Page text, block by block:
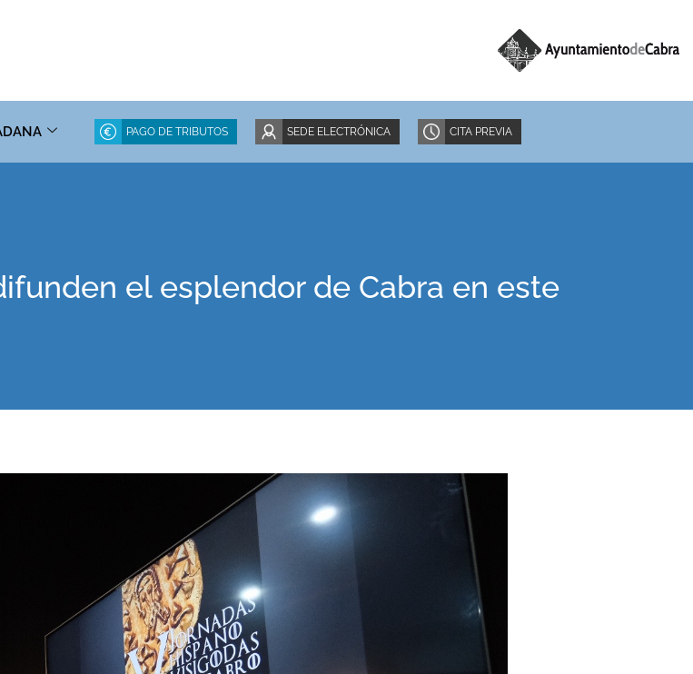
PAGO DE TRIBUTOS SEDE ELECTRÓNICA CITA PREVIA
el esplendor de Cabra en este